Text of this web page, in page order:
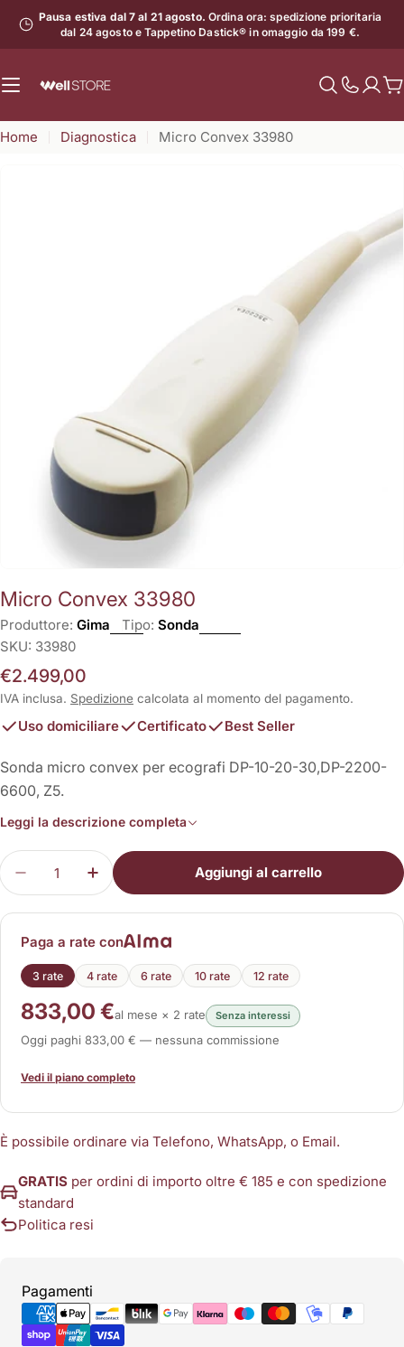
contenuto
Pausa estiva dal 7 al 21 agosto. Ordina ora: spedizione prioritaria
dal 24 agosto e Tappetino Dastick® in omaggio da 199 €.
il
Home Diagnostica Micro Convex 33980
Micro Convex 33980
Produttore: Gima Tipo: Sonda
SKU: 33980
Prezzo
normale
€2.499,00
IVA inclusa. Spedizione calcolata al momento del pagamento.
Uso domiciliare Certificato Best Seller
Sonda micro convex per ecografi DP-10-20-30,DP-2200-
6600, Z5.
Leggi la descrizione completa
Quantità
Diminuisci la quantità per Micro Convex 33980
Aumenta la quantità per Micro Convex
Aggiungi al carrello
Paga a rate con
3 rate 4 rate 6 rate 10 rate 12 rate
833,00 €al mese × 2 rate Senza interessi
Oggi paghi 833,00 € — nessuna commissione
Vedi il piano completo
È possibile ordinare via Telefono, WhatsApp, o Email.
GRATIS per ordini di importo oltre € 185 e con spedizione
standard
Politica resi
Pagamenti
Metodi
di
pagamento